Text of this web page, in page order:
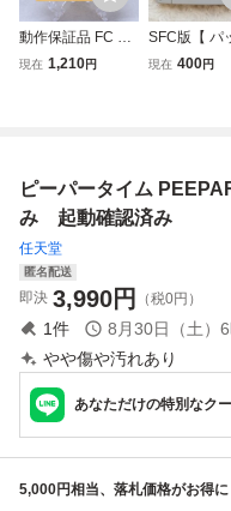
動作保証品 FC フ
ァミコン ピーパー
現在 1,210円
SFC版【 パ
ンタイム
現在 400円
ピーパータイム
み 起動確認済み
任天堂
匿名配送
即決 3,990円 （税0円）
1件 8月30日（土）
やや傷や汚れあり
あなただけの特別なク
5,000円相当、落札価格がお得に